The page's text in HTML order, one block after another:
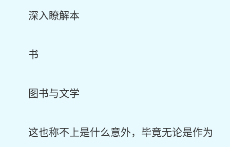
深入瞭解本
书
图书与文学
这也称不上是什么意外，毕竟无论是作为